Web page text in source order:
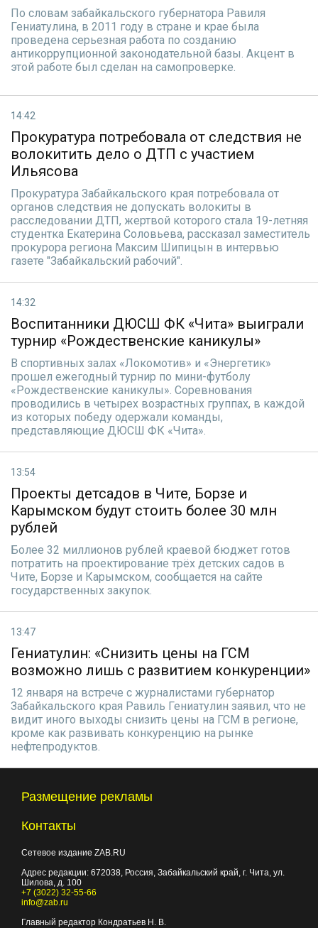
По словам забайкальского губернатора Равиля
Гениатулина, в 2011 году в стране и крае была
проведена серьезная работа по созданию
антикоррупционной законодательной базы. Акцент в
этой работе был сделан на самопроверке.
14:42
Прокуратура потребовала от следствия не
волокитить дело о ДТП с участием
Ильясова
Прокуратура Забайкальского края потребовала от
органов следствия не допускать волокиты в
расследовании ДТП, жертвой которого стала 19-летняя
студентка Екатерина Соловьева, рассказал заместитель
прокурора региона Максим Шипицын в интервью
газете "Забайкальский рабочий".
14:32
Воспитанники ДЮСШ ФК «Чита» выиграли
турнир «Рождественские каникулы»
В спортивных залах «Локомотив» и «Энергетик»
прошел ежегодный турнир по мини-футболу
«Рождественские каникулы». Соревнования
проводились в четырех возрастных группах, в каждой
из которых победу одержали команды,
представляющие ДЮСШ ФК «Чита».
13:54
Проекты детсадов в Чите, Борзе и
Карымском будут стоить более 30 млн
рублей
Более 32 миллионов рублей краевой бюджет готов
потратить на проектирование трёх детских садов в
Чите, Борзе и Карымском, сообщается на сайте
государственных закупок.
13:47
Гениатулин: «Снизить цены на ГСМ
возможно лишь с развитием конкуренции»
12 января на встрече с журналистами губернатор
Забайкальского края Равиль Гениатулин заявил, что не
видит иного выходы снизить цены на ГСМ в регионе,
кроме как развивать конкуренцию на рынке
нефтепродуктов.
Размещение рекламы
Контакты
Сетевое издание ZAB.RU
Адрес редакции: 672038, Россия, Забайкальский край, г. Чита, ул.
Шилова, д. 100
+7 (3022) 32-55-66
info@zab.ru
Главный редактор Кондратьев Н. В.